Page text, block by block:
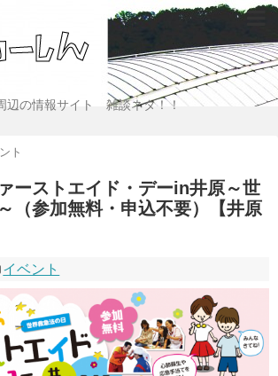
辺の情報サイト 雑談ネタ！！
ト
ーストエイド・デーin井原～世
（参加無料・申込不要）【井原
イベント